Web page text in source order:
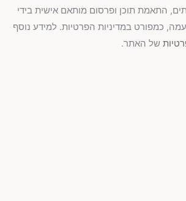
התאמת תוכן ופרסום מותאם אישית בידי
כמפורט במדיניות הפרטיות. למידע נוסף
של האתר.